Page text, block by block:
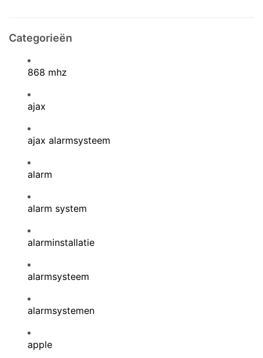
Categorieën
868 mhz
ajax
ajax alarmsysteem
alarm
alarm system
alarminstallatie
alarmsysteem
alarmsystemen
apple